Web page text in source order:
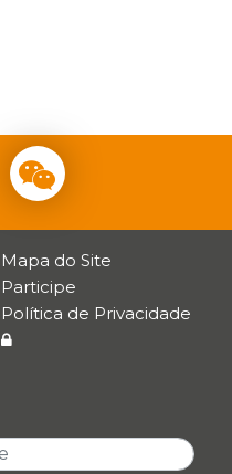
Mapa do Site
Participe
Política de Privacidade